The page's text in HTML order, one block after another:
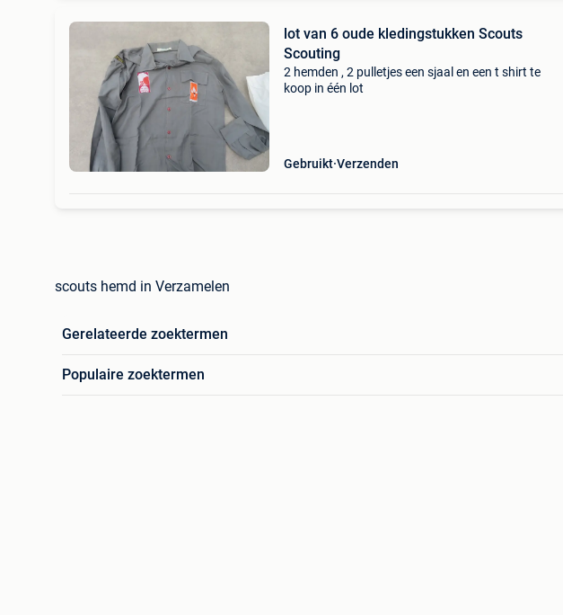
lot van 6 oude kledingstukken Scouts
Scouting
2 hemden , 2 pulletjes een sjaal en een t shirt te
koop in één lot
Gebruikt Verzenden
scouts hemd in Verzamelen
Gerelateerde zoektermen
Populaire zoektermen